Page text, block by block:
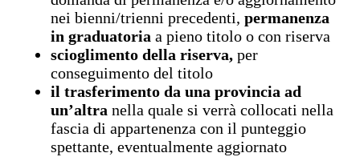
nei bienni/trienni precedenti, permanenza
in graduatoria a pieno titolo o con riserva
scioglimento della riserva, per
conseguimento del titolo
il trasferimento da una provincia ad
un’altra nella quale si verrà collocati nella
fascia di appartenenza con il punteggio
spettante, eventualmente aggiornato